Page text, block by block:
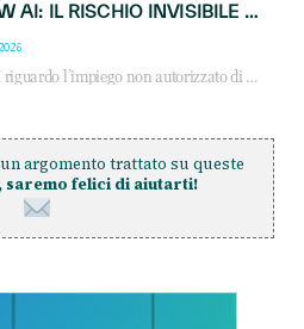
SHADOW AI: IL RISCHIO INVISIBILE CHE LE AZIENDE POSSONO GOVERNARE
Shadow AI riguardo l’impiego non autorizzato di sistemi AI all’interno dell’azienda. E’ una pratica che si diffonde a partire dai dipendenti fino ai dirigenti e mette a repentaglio la cybersecurity, con costi più elevati per le organizzazioni. Due recenti report illustrano il fenomeno e forniscono dati in merito
argomento trattato su queste
saremo felici di aiutarti!